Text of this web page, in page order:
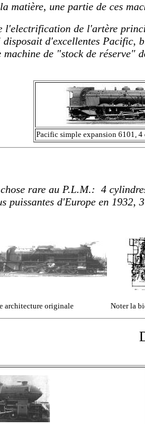
matière, une partie de ces
de l'artère
d'excellentes Pacific,
machine de "stock de réserve"
Pacific simple expansion 6101,
rare au P.L.M.: 4
puissantes d'Europe en 1932,
architecture originale Noter la